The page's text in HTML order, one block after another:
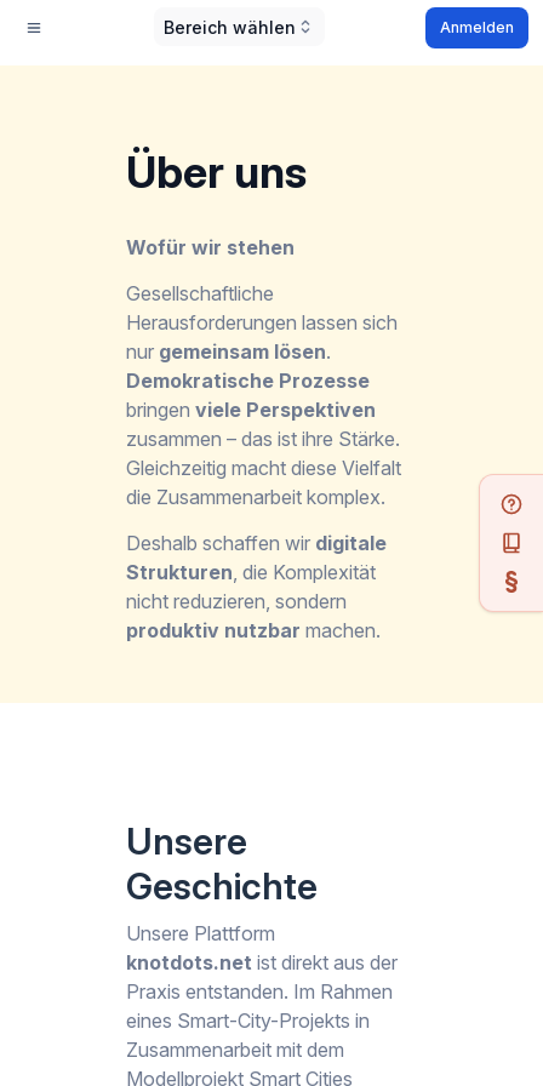
Bereich wählen Anmelden
Über uns
Wofür wir stehen
Gesellschaftliche
Herausforderungen lassen sich
nur gemeinsam lösen.
Demokratische Prozesse
bringen viele Perspektiven
zusammen – das ist ihre Stärke.
Gleichzeitig macht diese Vielfalt
die Zusammenarbeit komplex.
Deshalb schaffen wir digitale
Strukturen, die Komplexität
nicht reduzieren, sondern
produktiv nutzbar machen.
Unsere
Geschichte
Unsere Plattform
knotdots.net ist direkt aus der
Praxis entstanden. Im Rahmen
eines Smart-City-Projekts in
Zusammenarbeit mit dem
Modellprojekt Smart Cities